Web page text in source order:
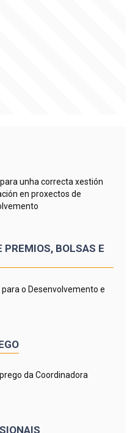
unha correcta xestión
en proxectos de
PREMIOS, BOLSAS E
o Desenvolvemento e
da Coordinadora